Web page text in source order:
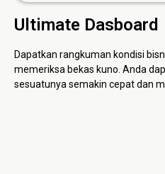
Ultimate Dasboard
Dapatkan rangkuman kondisi
memeriksa bekas kuno. Anda
sesuatunya semakin cepat dan